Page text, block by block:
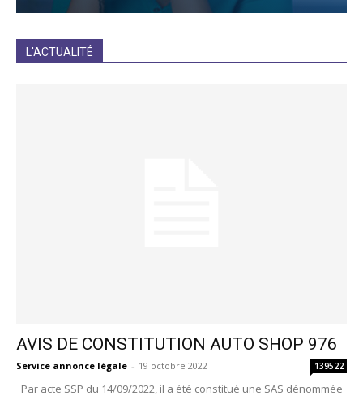
L'ACTUALITÉ
AVIS DE CONSTITUTION AUTO SHOP 976
Service annonce légale - 19 octobre 2022 139522
Par acte SSP du 14/09/2022, il a été constitué une SAS dénommée